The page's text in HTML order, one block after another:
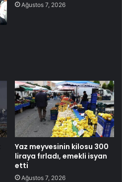
Ağustos 7, 2026
Yaz meyvesinin kilosu 300
liraya fırladı, emekli isyan
etti
Ağustos 7, 2026